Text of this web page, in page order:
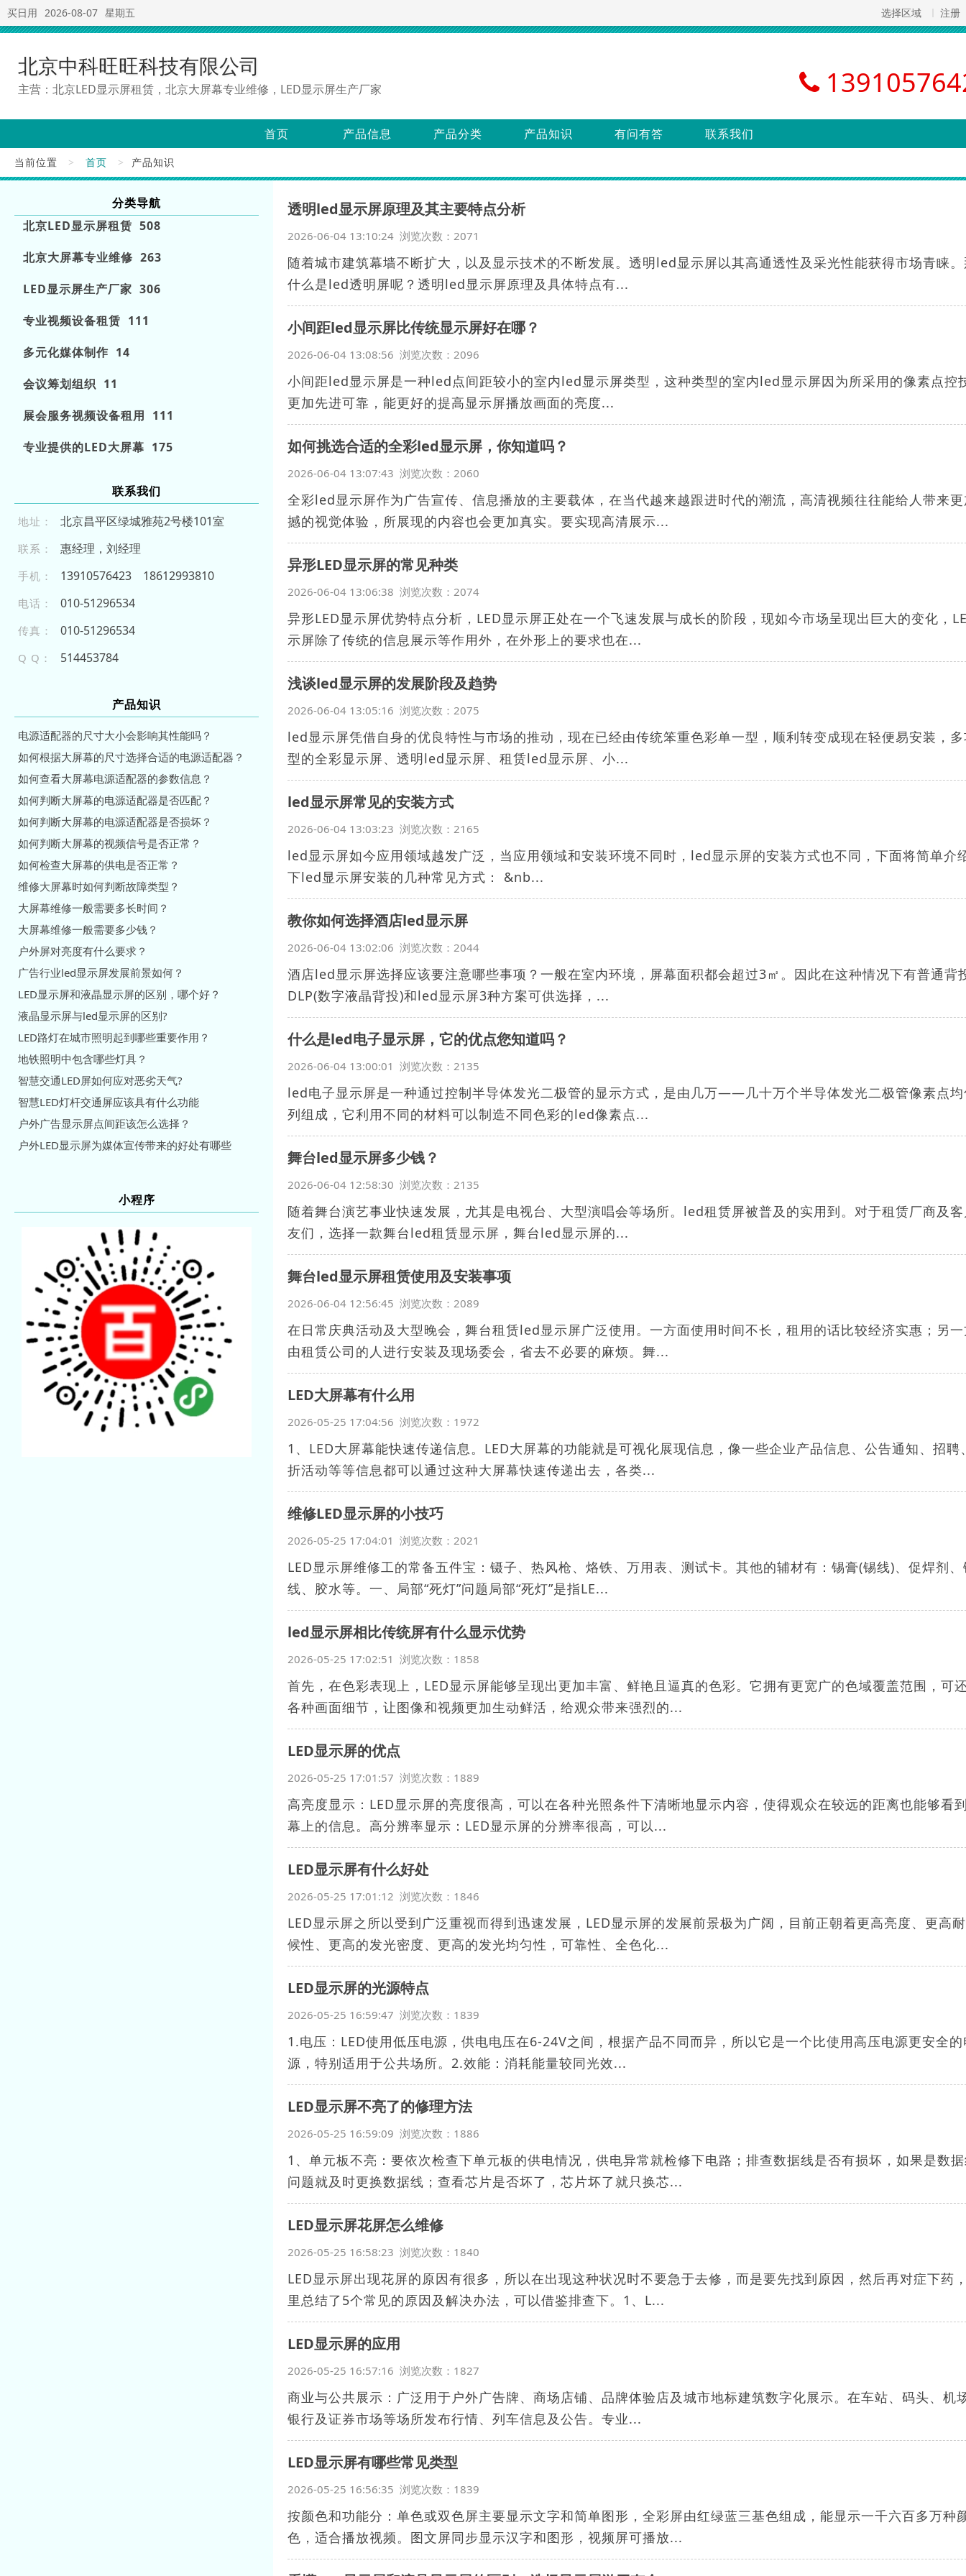
买日用 2026-08-07 星期五 选择区域 注册
北京中科旺旺科技有限公司
主营：北京LED显示屏租赁，北京大屏幕专业维修，LED显示屏生产厂家
首页 产品信息 产品分类 产品知识 有问有答 联系我们
当前位置 > 首页 > 产品知识
分类导航
北京LED显示屏租赁 508
北京大屏幕专业维修 263
LED显示屏生产厂家 306
专业视频设备租赁 111
多元化媒体制作 14
会议筹划组织 11
展会服务视频设备租用 111
专业提供的LED大屏幕 175
联系我们
地址： 北京昌平区绿城雅苑2号楼101室
联系： 惠经理，刘经理
手机： 139 1 05 7 6 4 23 18 6 129 93 8 10
电话： 010 -5 129 653 4
传真： 01 0 -51 296 534
Q Q： 514453784
产品知识
电源适配器的尺寸大小会影响其性能吗？
如何根据大屏幕的尺寸选择合适的电源适配器？
如何查看大屏幕电源适配器的参数信息？
如何判断大屏幕的电源适配器是否匹配？
如何判断大屏幕的电源适配器是否损坏？
如何判断大屏幕的视频信号是否正常？
如何检查大屏幕的供电是否正常？
维修大屏幕时如何判断故障类型？
大屏幕维修一般需要多长时间？
大屏幕维修一般需要多少钱？
户外屏对亮度有什么要求？
广告行业led显示屏发展前景如何？
LED显示屏和液晶显示屏的区别，哪个好？
液晶显示屏与led显示屏的区别?
LED路灯在城市照明起到哪些重要作用？
地铁照明中包含哪些灯具？
智慧交通LED屏如何应对恶劣天气?
智慧LED灯杆交通屏应该具有什么功能
户外广告显示屏点间距该怎么选择？
户外LED显示屏为媒体宣传带来的好处有哪些
小程序
透明led显示屏原理及其主要特点分析
2026-06-04 13:10:24 浏览次数：2071
随着城市建筑幕墙不断扩大，以及显示技术的不断发展。透明led显示屏以其高通透性及采光性能获得市场青睐
什么是led透明屏呢？透明led显示屏原理及具体特点有...
小间距led显示屏比传统显示屏好在哪？
2026-06-04 13:08:56 浏览次数：2096
小间距led显示屏是一种led点间距较小的室内led显示屏类型，这种类型的室内led显示屏因为所采用的像素点控
更加先进可靠，能更好的提高显示屏播放画面的亮度...
如何挑选合适的全彩led显示屏，你知道吗？
2026-06-04 13:07:43 浏览次数：2060
全彩led显示屏作为广告宣传、信息播放的主要载体，在当代越来越跟进时代的潮流，高清视频往往能给人带来
撼的视觉体验，所展现的内容也会更加真实。要实现高清展示...
异形LED显示屏的常见种类
2026-06-04 13:06:38 浏览次数：2074
异形LED显示屏优势特点分析，LED显示屏正处在一个飞速发展与成长的阶段，现如今市场呈现出巨大的变化，
示屏除了传统的信息展示等作用外，在外形上的要求也在...
浅谈led显示屏的发展阶段及趋势
2026-06-04 13:05:16 浏览次数：2075
led显示屏凭借自身的优良特性与市场的推动，现在已经由传统笨重色彩单一型，顺利转变成现在轻便易安装，
型的全彩显示屏、透明led显示屏、租赁led显示屏、小...
led显示屏常见的安装方式
2026-06-04 13:03:23 浏览次数：2165
led显示屏如今应用领域越发广泛，当应用领域和安装环境不同时，led显示屏的安装方式也不同，下面将简单介
下led显示屏安装的几种常见方式： &nb...
教你如何选择酒店led显示屏
2026-06-04 13:02:06 浏览次数：2044
酒店led显示屏选择应该要注意哪些事项？一般在室内环境，屏幕面积都会超过3㎡。因此在这种情况下有普通背
DLP(数字液晶背投)和led显示屏3种方案可供选择，...
什么是led电子显示屏，它的优点您知道吗？
2026-06-04 13:00:01 浏览次数：2135
led电子显示屏是一种通过控制半导体发光二极管的显示方式，是由几万——几十万个半导体发光二极管像素点
列组成，它利用不同的材料可以制造不同色彩的led像素点...
舞台led显示屏多少钱？
2026-06-04 12:58:30 浏览次数：2135
随着舞台演艺事业快速发展，尤其是电视台、大型演唱会等场所。led租赁屏被普及的实用到。对于租赁厂商及
友们，选择一款舞台led租赁显示屏，舞台led显示屏的...
舞台led显示屏租赁使用及安装事项
2026-06-04 12:56:45 浏览次数：2089
在日常庆典活动及大型晚会，舞台租赁led显示屏广泛使用。一方面使用时间不长，租用的话比较经济实惠；另
由租赁公司的人进行安装及现场委会，省去不必要的麻烦。舞...
LED大屏幕有什么用
2026-05-25 17:04:56 浏览次数：1972
1、LED大屏幕能快速传递信息。LED大屏幕的功能就是可视化展现信息，像一些企业产品信息、公告通知、招聘
折活动等等信息都可以通过这种大屏幕快速传递出去，各类...
维修LED显示屏的小技巧
2026-05-25 17:04:01 浏览次数：2021
LED显示屏维修工的常备五件宝：镊子、热风枪、烙铁、万用表、测试卡。其他的辅材有：锡膏(锡线)、促焊剂
线、胶水等。一、局部“死灯”问题局部“死灯”是指LE...
led显示屏相比传统屏有什么显示优势
2026-05-25 17:02:51 浏览次数：1858
首先，在色彩表现上，LED显示屏能够呈现出更加丰富、鲜艳且逼真的色彩。它拥有更宽广的色域覆盖范围，可
各种画面细节，让图像和视频更加生动鲜活，给观众带来强烈的...
LED显示屏的优点
2026-05-25 17:01:57 浏览次数：1889
高亮度显示：LED显示屏的亮度很高，可以在各种光照条件下清晰地显示内容，使得观众在较远的距离也能够看
幕上的信息。高分辨率显示：LED显示屏的分辨率很高，可以...
LED显示屏有什么好处
2026-05-25 17:01:12 浏览次数：1846
LED显示屏之所以受到广泛重视而得到迅速发展，LED显示屏的发展前景极为广阔，目前正朝着更高亮度、更高
候性、更高的发光密度、更高的发光均匀性，可靠性、全色化...
LED显示屏的光源特点
2026-05-25 16:59:47 浏览次数：1839
1.电压：LED使用低压电源，供电电压在6-24V之间，根据产品不同而异，所以它是一个比使用高压电源更安全
源，特别适用于公共场所。2.效能：消耗能量较同光效...
LED显示屏不亮了的修理方法
2026-05-25 16:59:09 浏览次数：1886
1、单元板不亮：要依次检查下单元板的供电情况，供电异常就检修下电路；排查数据线是否有损坏，如果是数
问题就及时更换数据线；查看芯片是否坏了，芯片坏了就只换芯...
LED显示屏花屏怎么维修
2026-05-25 16:58:23 浏览次数：1840
LED显示屏出现花屏的原因有很多，所以在出现这种状况时不要急于去修，而是要先找到原因，然后再对症下药
里总结了5个常见的原因及解决办法，可以借鉴排查下。1、L...
LED显示屏的应用
2026-05-25 16:57:16 浏览次数：1827
商业与公共展示‌：广泛用于户外广告牌、商场店铺、品牌体验店及城市地标建筑数字化展示。在车站、码头、机
银行及证券市场等场所发布行情、列车信息及公告。‌‌‌专业...
LED显示屏有哪些常见类型
2026-05-25 16:56:35 浏览次数：1839
按颜色和功能分‌：单色或双色屏主要显示文字和简单图形，全彩屏由红绿蓝三基色组成，能显示一千六百多万种
色，适合播放视频。图文屏同步显示汉字和图形，视频屏可播放...